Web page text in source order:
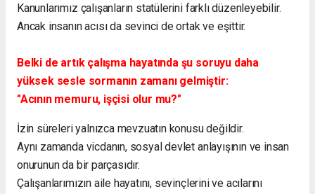
Kanunlarımız çalışanların statülerini farklı düzenleyebilir.
Ancak insanın acısı da sevinci de ortak ve eşittir.
Belki de artık çalışma hayatında şu soruyu daha
yüksek sesle sormanın zamanı gelmiştir:
"Acının memuru, işçisi olur mu?"
İzin süreleri yalnızca mevzuatın konusu değildir.
Aynı zamanda vicdanın, sosyal devlet anlayışının ve insan
onurunun da bir parçasıdır.
Çalışanlarımızın aile hayatını, sevinçlerini ve acılarını